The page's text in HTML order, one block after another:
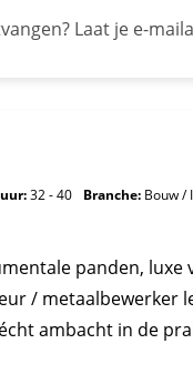
Laat je e-
32 - 40 Branche: Bouw /
panden, luxe
/ metaalbewerker
ambacht in de